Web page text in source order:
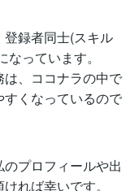
録者同士(スキル
なっています。
、ココナラの中で
くなっているので
プロフィールや出
れば幸いです。